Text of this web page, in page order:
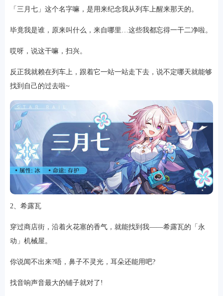
「三月七」这个名字嘛，是用来纪念我从列车上醒来那天的。
毕竟我是谁，原来叫什么，来自哪里…这些我都忘得一干二净啦。
哎呀，说这干嘛，扫兴。
反正我就赖在列车上，跟着它一站一站走下去，说不定哪天就能够
找到自己的过去啦~
2、希露瓦
穿过商店街，沿着火花塞的香气，就能找到我——希露瓦的「永
动」机械屋。
你说闻不出来?唔，鼻子不灵光，耳朵还能用吧?
找音响声音最大的铺子就对了!